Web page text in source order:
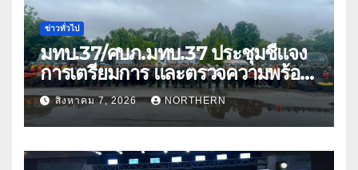
ข่าวทั่วไป
มทบ.37/ศบภ.มทบ.37 ประชุมชี้แจง
การเตรียมการ และตรวจความพร้อม
ด้านการบรรเทาสาธารณภัย
สิงหาคม 7, 2026 NORTHERN